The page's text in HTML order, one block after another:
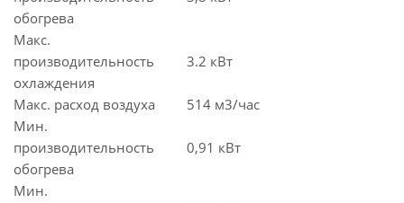
обогрева
Макс.
производительность
охлаждения
3.2 кВт
Макс. расход воздуха
514 м3/час
Мин.
производительность
обогрева
0,91 кВт
Мин.